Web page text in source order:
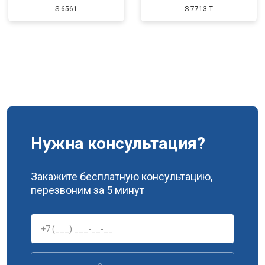
S 6561 S 7713-T
Нужна консультация?
Закажите бесплатную консультацию,
перезвоним за 5 минут